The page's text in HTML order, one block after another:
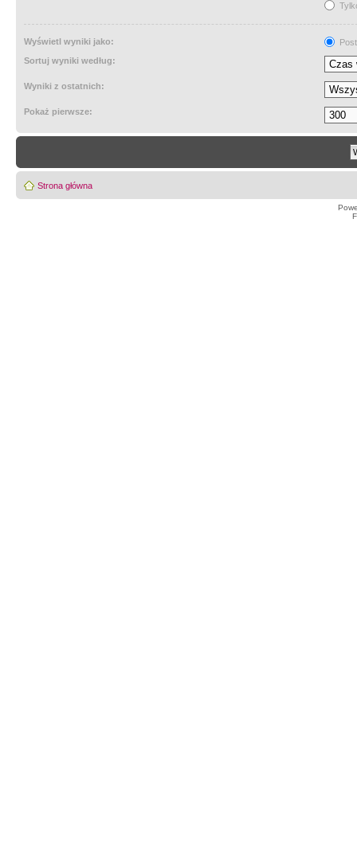
Wyświetl wyniki jako:
Sortuj wyniki według:
Wyniki z ostatnich:
Pokaż pierwsze:
Strona główna